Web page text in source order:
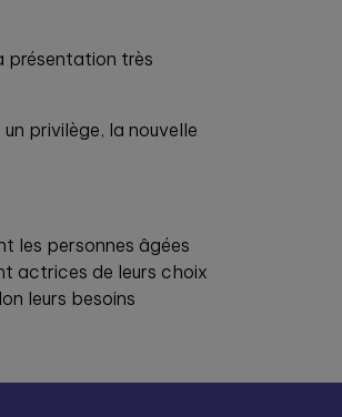
présentation très
privilège, la nouvelle
les personnes âgées
actrices de leurs choix
leurs besoins